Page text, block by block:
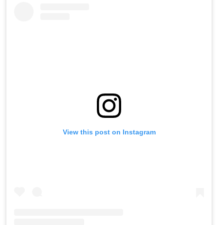
View this post on Instagram